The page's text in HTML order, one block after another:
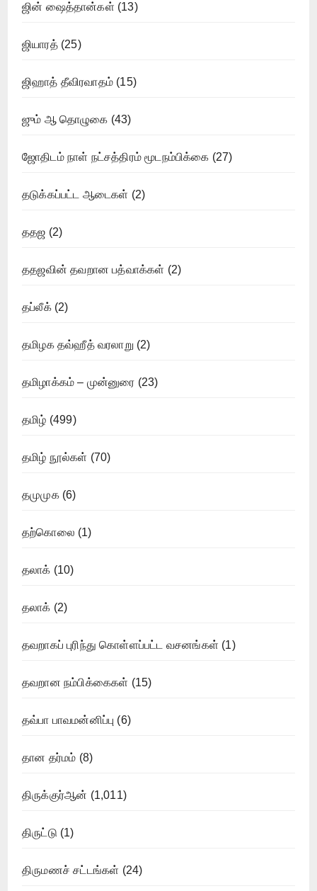
ஜின் ஷைத்தான்கள் (13)
ஜியாரத்(25)
ஜிஹாத் தீவிரவாதம் (15)
ஜும் ஆ தொழுகை (43)
ஜோதிடம் நாள் நட்சத்திரம் மூடநம்பிக்கை (27)
தடுக்கப்பட்ட ஆடைகள் (2)
ததஜ (2)
ததஜவின் தவறான பத்வாக்கள் (2)
தப்லீக்(2)
தமிழக தவ்ஹீத் வரலாறு (2)
தமிழாக்கம் – முன்னுரை (23)
தமிழ் (499)
தமிழ் நூல்கள் (70)
தமுமுக(6)
தற்கொலை (1)
தலாக் (10)
தலாக் (2)
தவறாகப் புரிந்து கொள்ளப்பட்ட வசனங்கள் (1)
தவறான நம்பிக்கைகள் (15)
தவ்பா பாவமன்னிப்பு (6)
தான தர்மம் (8)
திருக்குர்ஆன் (1,011)
திருட்டு (1)
திருமணச் சட்டங்கள் (24)